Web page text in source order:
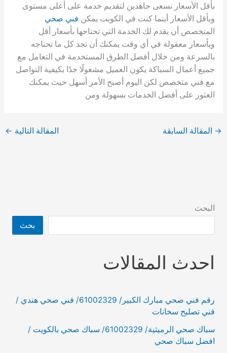
بأقل الأسعار نسعى جاهدين لتقديم خدمة على أعلى مستوى
وبأقل الأسعار أينما كنت في الكويت يمكن فني صحي
المتخصص أن يقدم لك الخدمة التي تحتاجها بأسعار أقل
وبأسعار معقولة في أي وقت يمكنك أن تجد كل ما تحتاجه
بالسرعة ومن خلال أفضل الطرق المستخدمة في التعامل مع
جميع أعمال السباكة يكون العميل مشغولًا جدًا بكيفية التواصل
مع فني متخصص لكن اليوم أصبح الأمر أسهل حيث يمكنك
العثور على أفضل الخدمات بسهولة ومن
→ المقالة السابقة المقالة التالية ←
البحث
بحث
احدث المقالات
رقم فني صحي مبارك الكبير/ 61002329/ فني صحي هندي /
فني تصليح سخانات
سباك صحي الرميثية/ 61002329/ سباك صحي بالكويت /
افضل سباك صحي